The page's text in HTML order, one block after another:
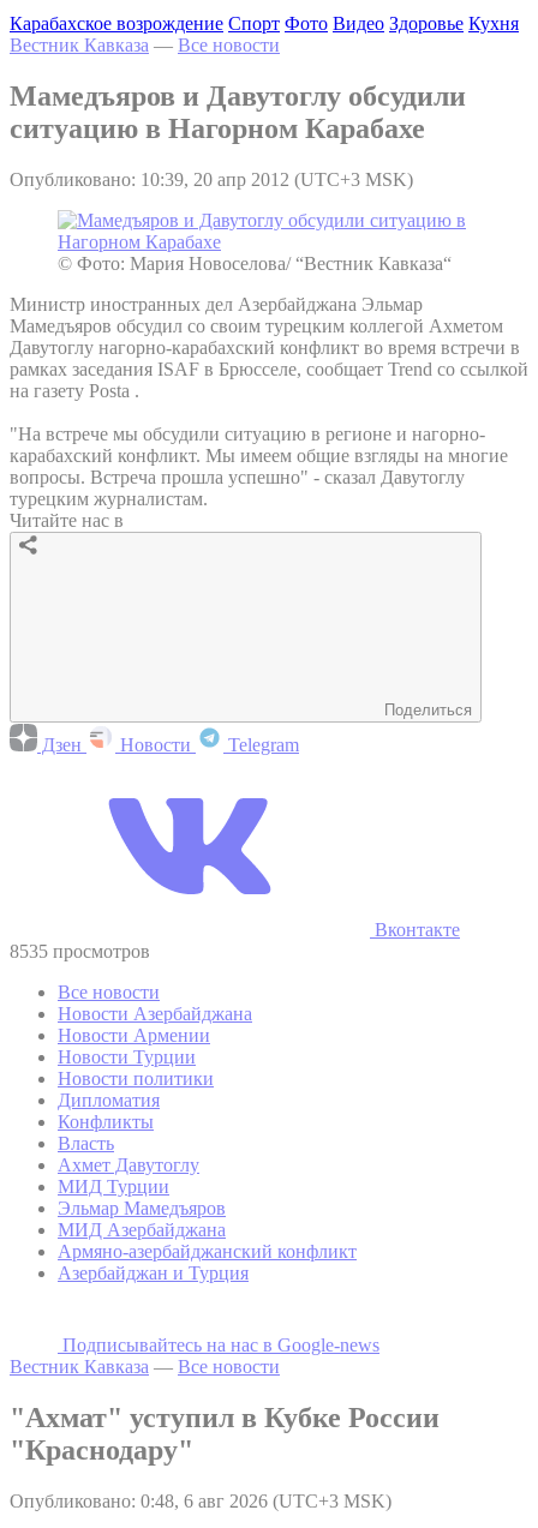
Карабахское возрождение Спорт Фото Видео Здоровье Кухня
Вестник Кавказа — Все новости
Мамедъяров и Давутоглу обсудили
ситуацию в Нагорном Карабахе
Опубликовано: 10:39, 20 апр 2012 (UTC+3 MSK)
© Фото: Мария Новоселова/ “Вестник Кавказа“
Министр иностранных дел Азербайджана Эльмар
Мамедъяров обсудил со своим турецким коллегой Ахметом
Давутоглу нагорно-карабахский конфликт во время встречи в
рамках заседания ISAF в Брюсселе, сообщает Trend со ссылкой
на газету Posta .
"На встрече мы обсудили ситуацию в регионе и нагорно-
карабахский конфликт. Мы имеем общие взгляды на многие
вопросы. Встреча прошла успешно" - сказал Давутоглу
турецким журналистам.
Читайте нас в
Поделиться
Дзен Новости Telegram
Вконтакте
8535 просмотров
Все новости
Новости Азербайджана
Новости Армении
Новости Турции
Новости политики
Дипломатия
Конфликты
Власть
Ахмет Давутоглу
МИД Турции
Эльмар Мамедъяров
МИД Азербайджана
Армяно-азербайджанский конфликт
Азербайджан и Турция
Подписывайтесь на наc в Google-news
Вестник Кавказа — Все новости
"Ахмат" уступил в Кубке России
"Краснодару"
Опубликовано: 0:48, 6 авг 2026 (UTC+3 MSK)